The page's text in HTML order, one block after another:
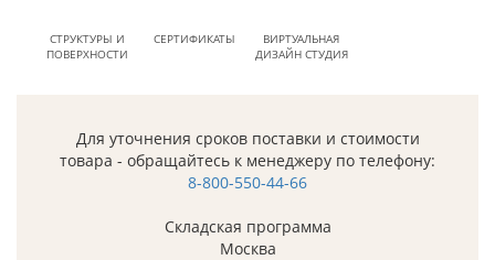
СТРУКТУРЫ И
ПОВЕРХНОСТИ
СЕРТИФИКАТЫ
ВИРТУАЛЬНАЯ
ДИЗАЙН СТУДИЯ
Для уточнения сроков поставки и стоимости
товара - обращайтесь к менеджеру по телефону:
8-800-550-44-66
Складская программа
Москва